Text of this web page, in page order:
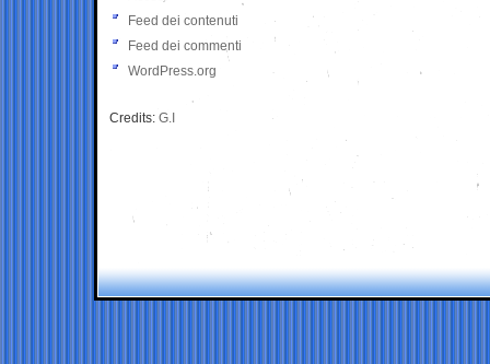
Feed dei contenuti
Feed dei commenti
WordPress.org
Credits: G.I